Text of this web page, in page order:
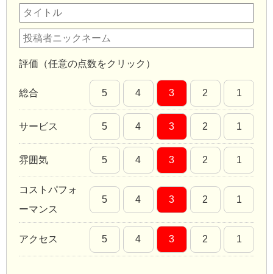
評価（任意の点数をクリック）
総合 5 4 3 2 1
サービス 5 4 3 2 1
雰囲気 5 4 3 2 1
コストパフォ
ーマンス
5 4 3 2 1
アクセス 5 4 3 2 1